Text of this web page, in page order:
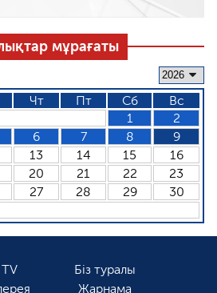
мұрағаты
Чт Пт Сб
Вс
1
2
6 7 8
9
13 14 15
16
20 21 22
23
27 28 29
30
Біз туралы
Жарнама